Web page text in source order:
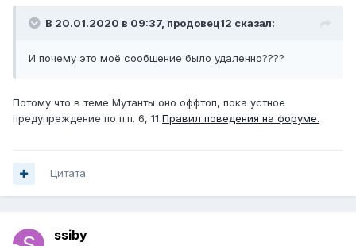
В 20.01.2020 в 09:37, продовец12 сказал:
И почему это моё сообщение было удаленно????
Потому что в теме Мутанты оно оффтоп, пока устное
предупреждение по п.п. 6, 11 Правил поведения на форуме.
Цитата
ssiby